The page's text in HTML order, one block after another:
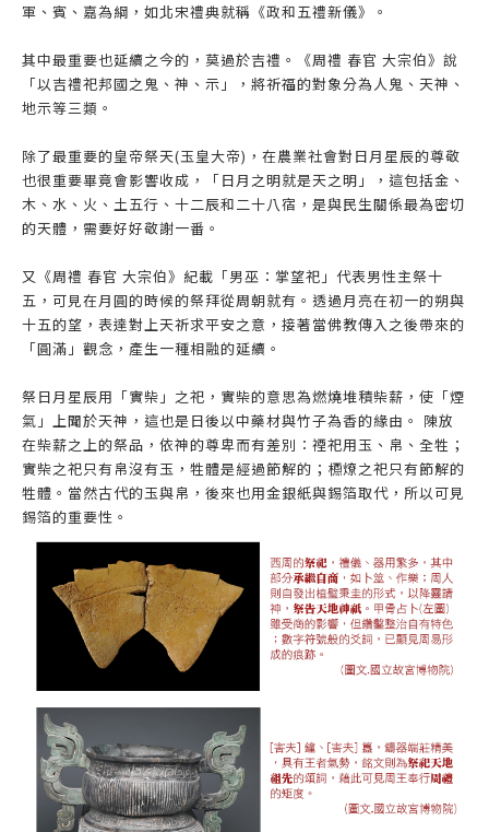
軍、賓、嘉為綱，如北宋禮典就稱《政和五禮新儀》。
其中最重要也延續之今的，莫過於吉禮。《周禮 春官 大宗伯》說
「以吉禮祀邦國之鬼、神、示」，將祈福的對象分為人鬼、天神、
地示等三類。
除了最重要的皇帝祭天(玉皇大帝)，在農業社會對日月星辰的尊敬
也很重要畢竟會影響收成，「日月之明就是天之明」，這包括金、
木、水、火、土五行、十二辰和二十八宿，是與民生關係最為密切
的天體，需要好好敬謝一番。
又《周禮 春官 大宗伯》紀載「男巫：掌望祀」代表男性主祭十
五，可見在月圓的時候的祭拜從周朝就有。透過月亮在初一的朔與
十五的望，表達對上天祈求平安之意，接著當佛教傳入之後帶來的
「圓滿」觀念，產生一種相融的延續。
祭日月星辰用「實柴」之祀，實柴的意思為燃燒堆積柴薪，使「煙
氣」上聞於天神，這也是日後以中藥材與竹子為香的緣由。 陳放
在柴薪之上的祭品，依神的尊卑而有差別：禋祀用玉、帛、全牲；
實柴之祀只有帛沒有玉，牲體是經過節解的；槱燎之祀只有節解的
牲體。當然古代的玉與帛，後來也用金銀紙與錫箔取代，所以可見
錫箔的重要性。